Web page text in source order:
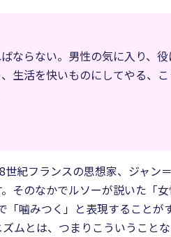
ならない。男性の気に入り、
生活を快いものにしてやる、
紀フランスの思想家、ジャ
そのなかでルソーが説いた「
「噛みつく」と表現すること
ムとは、つまりこういうことな